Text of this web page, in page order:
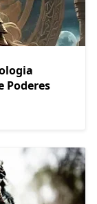
Poderes